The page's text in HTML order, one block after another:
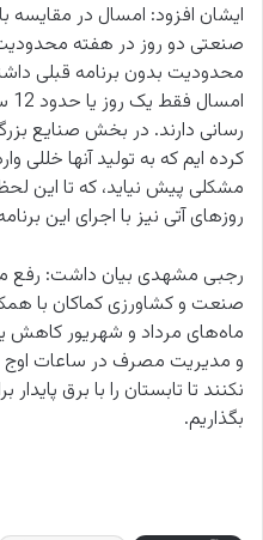
ایشان افزود: امسال در
صنعتی دو روز در هفته
محدودیت بدون برنامه قبلی
رسانی دارند. در بخش صنایع
کرده ایم که به تولید آنها خللی
مشکلی پیش نیاید، که تا این
روزهای آتی نیز با اجرای این
رجبی مشهدی بیان داشت: رفع
صنعت و کشاورزی کماکان با
ماه‌های مرداد و شهریور کاهش
و مدیریت مصرف در ساعات
نکنند تا تابستان را با برق
بگذاریم.